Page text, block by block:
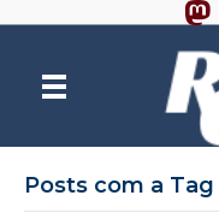
Posts com a Tag